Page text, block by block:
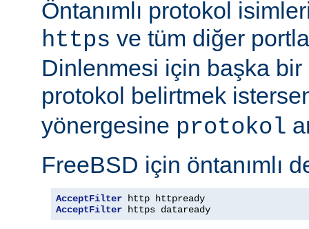
Öntanımlı protokol
https ve tüm diğer
Dinlenmesi için başka
protokol belirtmek
yönergesine protokol
FreeBSD için öntanımlı
AcceptFilter
AcceptFilter https dataready